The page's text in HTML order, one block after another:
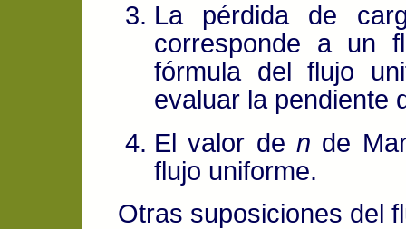
La pérdida de
corresponde a un
fórmula del flujo
evaluar la pendiente
El valor den de
flujo uniforme.
Otras suposiciones del